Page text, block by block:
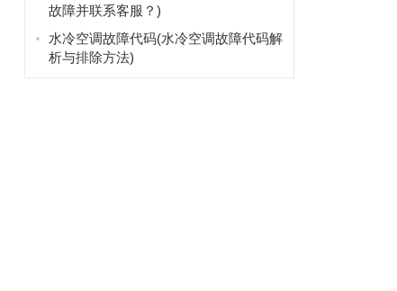
故障并联系客服？)
水冷空调故障代码(水冷空调故障代码解
析与排除方法)